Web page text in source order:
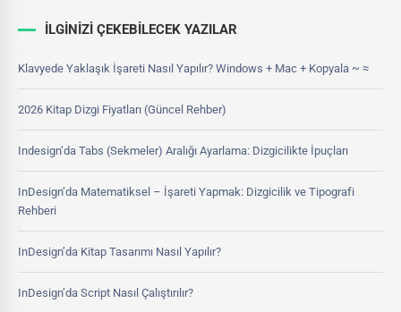
İLGINIZI ÇEKEBILECEK YAZILAR
Klavyede Yaklaşık İşareti Nasıl Yapılır? Windows + Mac + Kopyala ~ ≈
2026 Kitap Dizgi Fiyatları (Güncel Rehber)
Indesign’da Tabs (Sekmeler) Aralığı Ayarlama: Dizgicilikte İpuçları
InDesign’da Matematiksel – İşareti Yapmak: Dizgicilik ve Tipografi
Rehberi
InDesign’da Kitap Tasarımı Nasıl Yapılır?
InDesign’da Script Nasıl Çalıştırılır?